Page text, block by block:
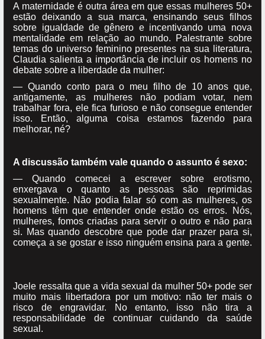
A maternidade é outra área em que essas mulheres 50+
estão deixando a sua marca, ensinando seus filhos
sobre igualdade de gênero e incentivando uma nova
mentalidade em relação ao mundo. Palestrante sobre
temas do universo feminino presentes na sua literatura,
Claudia salienta a importância de incluir os homens no
debate sobre a liberdade da mulher:
— Quando conto para o meu filho de 10 anos que,
antigamente, as mulheres não podiam votar, nem
trabalhar fora, ele fica furioso e não consegue entender
isso. Então, alguma coisa estamos fazendo para
melhorar, né?
A discussão também vale quando o assunto é sexo:
— Quando comecei a escrever sobre erotismo,
enxergava o quanto as pessoas são reprimidas
sexualmente. Não podia falar só com as mulheres, os
homens têm que entender onde estão os erros. Nós,
mulheres, fomos criadas para servir o outro e não para
si. Mas quando descobre que pode dar prazer para si,
começa a se gostar e isso ninguém ensina para a gente.
Joele ressalta que a vida sexual da mulher 50+ pode ser
muito mais libertadora por um motivo: não ter mais o
risco de engravidar. No entanto, isso não tira a
responsabilidade de continuar cuidando da saúde
sexual.